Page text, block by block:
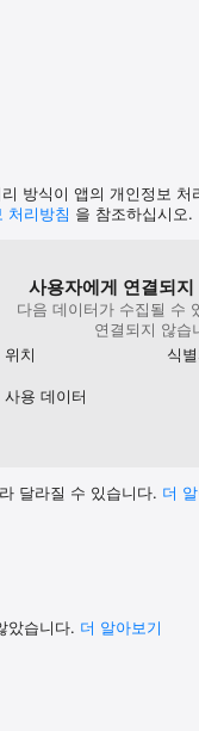
방식이 앱의 개인정보 처
처리방침 을 참조하십시오.
사용자에게 연결되
다음 데이터가 수집될 수
연결되지 않습
위치
식
사용 데이터
달라질 수 있습니다. 더
았습니다. 더 알아보기